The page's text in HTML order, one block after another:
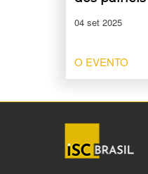
04 set 2025
O EVENTO